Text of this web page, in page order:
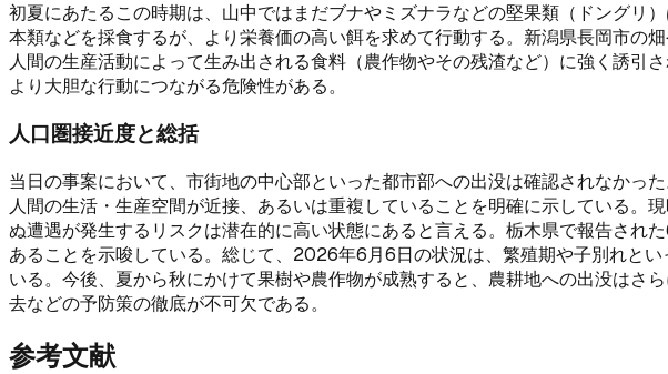
初夏にあたるこの時期は、山中ではまだブナやミズナラなどの堅果類（ドングリ
本類などを採食するが、より栄養価の高い餌を求めて行動する。新潟県長岡市の
人間の生産活動によって生み出される食料（農作物やその残渣など）に強く誘引
より大胆な行動につながる危険性がある。
人口圏接近度と総括
当日の事案において、市街地の中心部といった都市部への出没は確認されなかっ
人間の生活・生産空間が近接、あるいは重複していることを明確に示している
ぬ遭遇が発生するリスクは潜在的に高い状態にあると言える。栃木県で報告さ
あることを示唆している。総じて、2026年6月6日の状況は、繁殖期や子別れと
いる。今後、夏から秋にかけて果樹や農作物が成熟すると、農耕地への出没はさ
去などの予防策の徹底が不可欠である。
参考文献